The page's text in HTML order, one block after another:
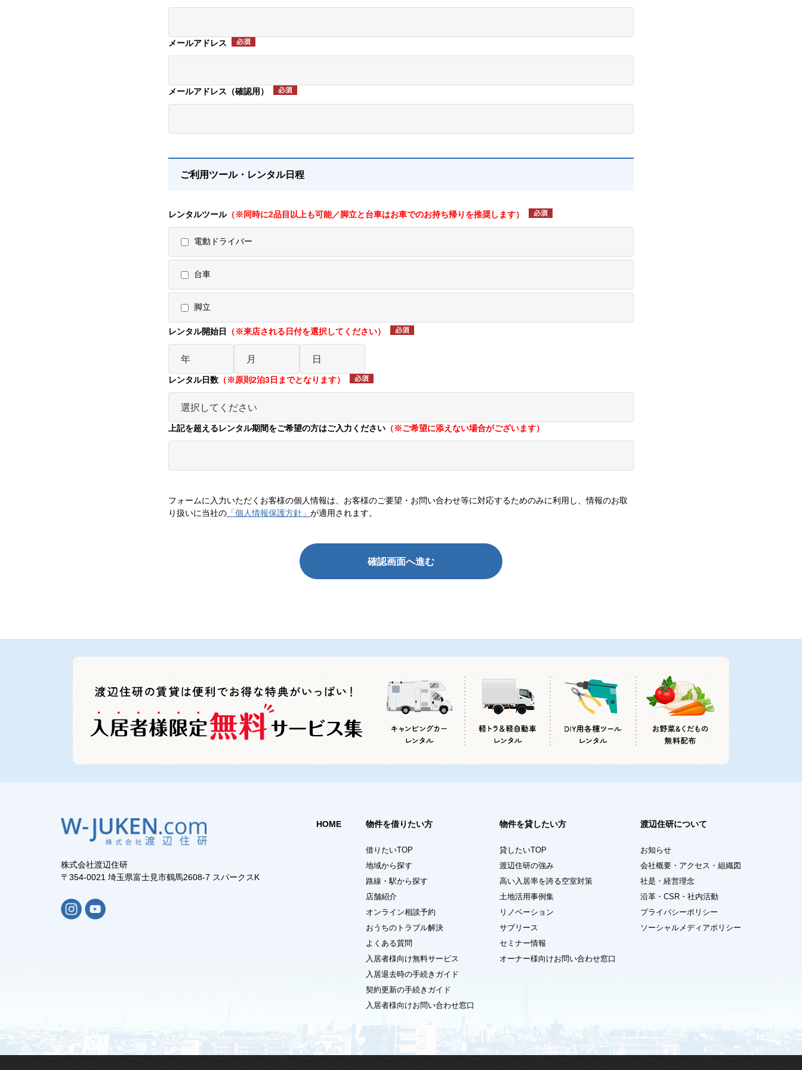
メールアドレス
メールアドレス（確認用）
ご利用ツール・レンタル日程
レンタルツール（※同時に2品目以上も可能／脚立と台車はお車でのお持ち帰りを推奨します）
電動ドライバー
台車
脚立
レンタル開始日 （※来店される日付を選択してください）
レンタル日数 （※原則2泊3日までとなります）
上記を超えるレンタル期間をご希望の方はご入力ください （※ご希望に添えない場合がございます）
フォームに入力いただくお客様の個人情報は、お客様のご要望・お問い合わせ等に対応するためのみに利用し、情報のお取
り扱いに当社の 「個人情報保護方針」 が適用されます。
株式会社渡辺住研
〒354-0021 埼玉県富士見市鶴馬2608-7 スパークスK
HOME 物件を借りたい方
借りたいTOP
地域から探す
路線・駅から探す
店舗紹介
オンライン相談予約
おうちのトラブル解決
よくある質問
入居者様向け無料サービス
入居退去時の手続きガイド
契約更新の手続きガイド
入居者様向けお問い合わせ窓口
物件を貸したい方
貸したいTOP
渡辺住研の強み
高い入居率を誇る空室対策
土地活用事例集
リノベーション
サブリース
セミナー情報
オーナー様向けお問い合わせ窓口
渡辺住研について
お知らせ
会社概要・アクセス・組織図
社是・経営理念
沿革・CSR・社内活動
プライバシーポリシー
ソーシャルメディアポリシー